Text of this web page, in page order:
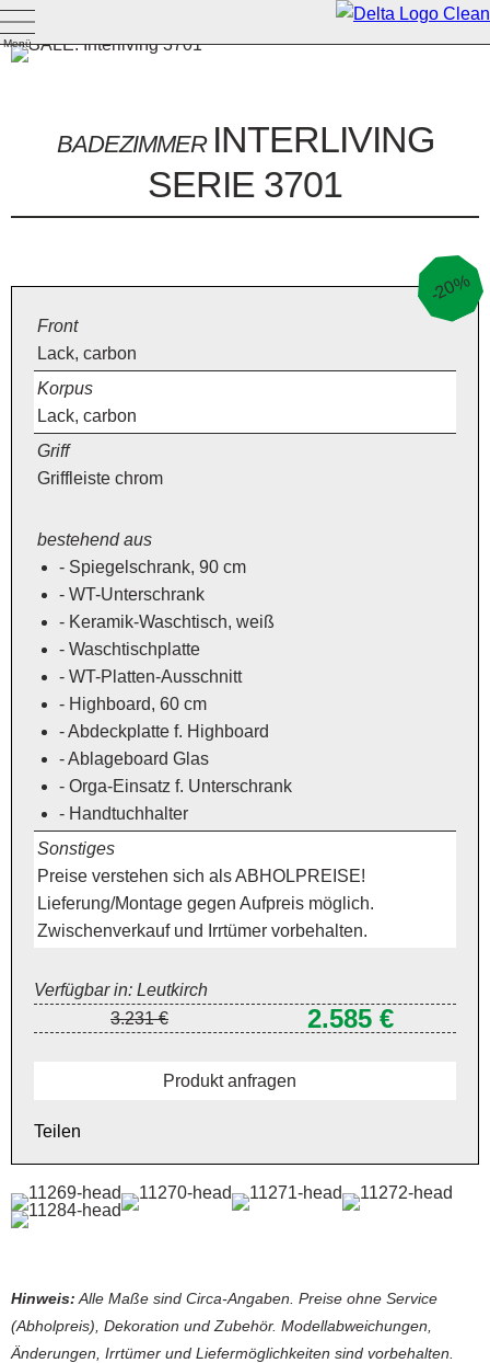
Menü
BADEZIMMER INTERLIVING
SERIE 3701
-20%
Front
Lack, carbon
Korpus
Lack, carbon
Griff
Griffleiste chrom
bestehend aus
- Spiegelschrank, 90 cm
- WT-Unterschrank
- Keramik-Waschtisch, weiß
- Waschtischplatte
- WT-Platten-Ausschnitt
- Highboard, 60 cm
- Abdeckplatte f. Highboard
- Ablageboard Glas
- Orga-Einsatz f. Unterschrank
- Handtuchhalter
Sonstiges
Preise verstehen sich als ABHOLPREISE!
Lieferung/Montage gegen Aufpreis möglich.
Zwischenverkauf und Irrtümer vorbehalten.
Verfügbar in: Leutkirch
3.231 €
2.585 €
Produkt anfragen
Teilen
Hinweis: Alle Maße sind Circa-Angaben. Preise ohne Service
(Abholpreis), Dekoration und Zubehör. Modellabweichungen,
Änderungen, Irrtümer und Liefermöglichkeiten sind vorbehalten.